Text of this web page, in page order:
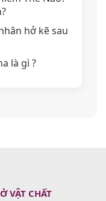
hở kẽ sau
là gì ?
VẬT CHẤT